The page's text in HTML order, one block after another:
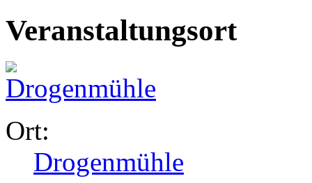
Veranstaltungsort
Ort:
Drogenmühle